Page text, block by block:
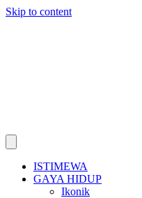
Skip to content
ISTIMEWA
GAYA HIDUP
Ikonik